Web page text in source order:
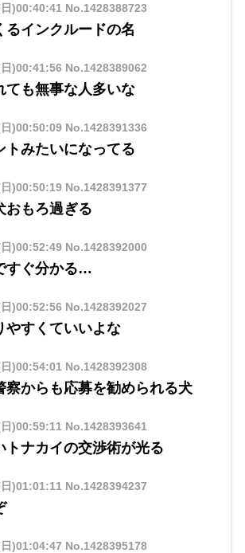
)00:40:41 No.1428388723
るインクルードの名
)00:41:56 No.1428389062
ても無事な人多いな
)00:50:09No.1428391336
トみたいになってる
)00:50:19No.1428391377
おもろ過ぎる
)00:52:49No.1428392000
すぐ分かる…
)00:52:56 No.1428392027
やすくていいよな
)00:54:01 No.1428392308
察からも応募を勧められる犬
)00:59:11 No.1428393641
トナカイの交渉術が光る
)01:01:11 No.1428394237
)01:04:47 No.1428395178